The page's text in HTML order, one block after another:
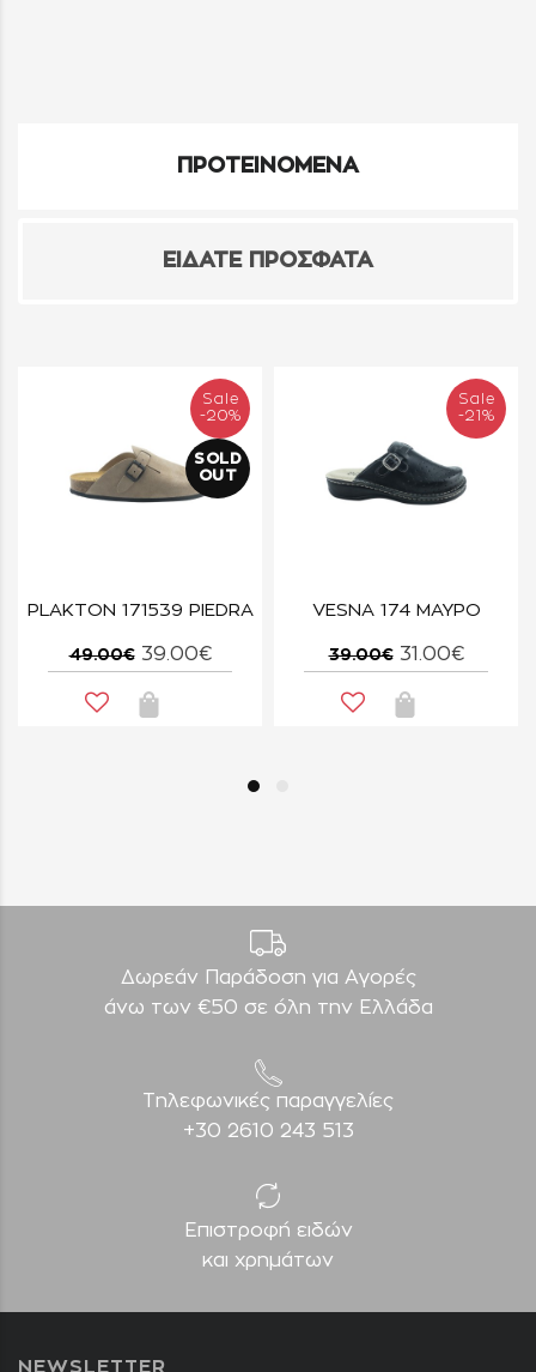
ΠΡΟΤΕΙΝΟΜΕΝΑ
ΕΙΔΑΤΕ ΠΡΟΣΦΑΤΑ
Sale
-20%
SOLD
OUT
PLAKTON 171539 PIEDRA
49.00€ 39.00€
Sale
-21%
VESNA 174 ΜΑΥΡΟ
39.00€ 31.00€
Δωρεάν Παράδοση για Aγορές
άνω των €50 σε όλη την Ελλάδα
Τηλεφωνικές παραγγελίες
+30 2610 243 513
Επιστροφή ειδών
και χρημάτων
NEWSLETTER